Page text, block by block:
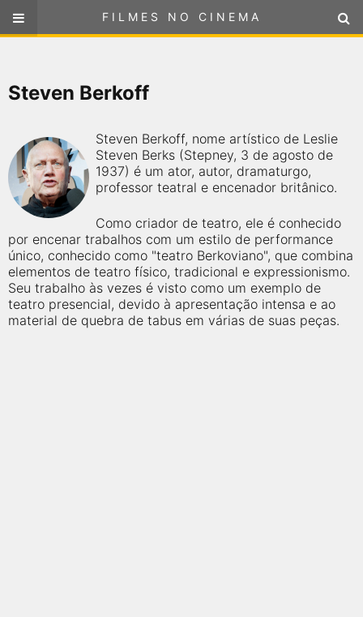
FILMES NO CINEMA
selecione sua localização
Steven Berkoff
Steven Berkoff, nome artístico de Leslie
Steven Berks (Stepney, 3 de agosto de
1937) é um ator, autor, dramaturgo,
professor teatral e encenador britânico.
Como criador de teatro, ele é conhecido
por encenar trabalhos com um estilo de performance
único, conhecido como "teatro Berkoviano", que combina
elementos de teatro físico, tradicional e expressionismo.
Seu trabalho às vezes é visto como um exemplo de
teatro presencial, devido à apresentação intensa e ao
material de quebra de tabus em várias de suas peças.
FILMES NO CINEMA
PRÓXIMOS LANÇAMENTOS
GÊNEROS
NOTÍCIAS
PÁGINA INICIAL
FilmesNoCinema.com.br é o maior localizador de filmes e